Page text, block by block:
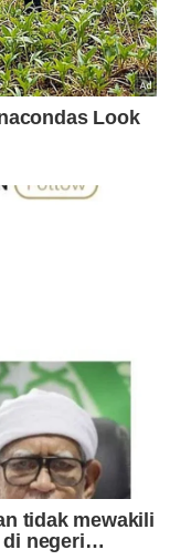
segera
Faisal
kaitkan